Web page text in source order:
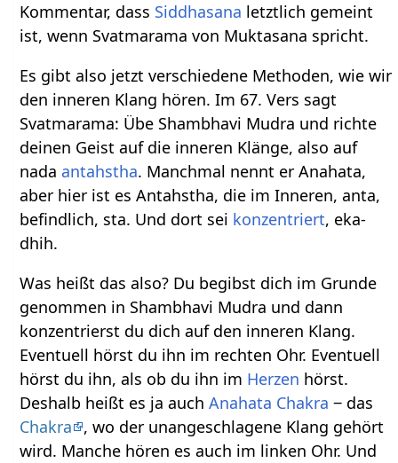
Kommentar, dass Siddhasana letztlich gemeint
ist, wenn Svatmarama von Muktasana spricht.
Es gibt also jetzt verschiedene Methoden, wie wir
den inneren Klang hören. Im 67. Vers sagt
Svatmarama: Übe Shambhavi Mudra und richte
deinen Geist auf die inneren Klänge, also auf
nada antahstha. Manchmal nennt er Anahata,
aber hier ist es Antahstha, die im Inneren, anta,
befindlich, sta. Und dort sei konzentriert, eka-
dhih.
Was heißt das also? Du begibst dich im Grunde
genommen in Shambhavi Mudra und dann
konzentrierst du dich auf den inneren Klang.
Eventuell hörst du ihn im rechten Ohr. Eventuell
hörst du ihn, als ob du ihn im Herzen hörst.
Deshalb heißt es ja auchAnahata Chakra ‒ das
Chakra
, wo der unangeschlagene Klang gehört
wird. Manche hören es auch im linken Ohr. Und